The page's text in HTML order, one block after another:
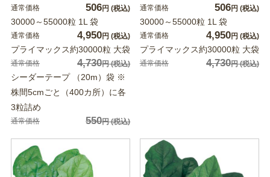
通常価格 506円 (税込)
30000～55000粒 1L 袋
通常価格 4,950円 (税込)
プライマックス約30000粒 大袋
通常価格 4,730円(税込)
シーダーテープ （20m）袋 ※
株間5cmごと（400カ所）に各
3粒詰め
通常価格 550円(税込)
通常価格 506円 (税込)
30000～55000粒 1L 袋
通常価格 4,950円 (税込)
プライマックス約30000粒 大袋
通常価格 4,730円(税込)